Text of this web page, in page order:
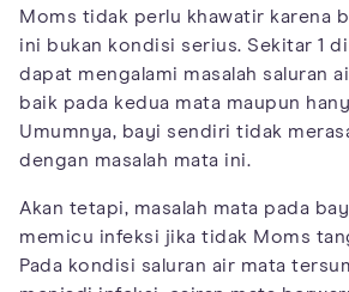
Moms tidak perlu khawatir karena
ini bukan kondisi serius. Sekitar 1
dapat mengalami masalah saluran
baik pada kedua mata maupun
Umumnya, bayi sendiri tidak
dengan masalah mata ini.
Akan tetapi, masalah mata pada
memicu infeksi jika tidak Moms
Pada kondisi saluran air mata